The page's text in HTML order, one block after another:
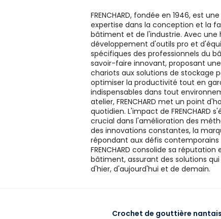
FRENCHARD, fondée en 1946, est
expertise dans la conception et la
bâtiment et de l'industrie. Avec une
développement d'outils pro et
spécifiques des professionnels du
savoir-faire innovant, proposant
chariots aux solutions de stockage
optimiser la productivité tout en
indispensables dans tout
atelier, FRENCHARD met un point
quotidien. L'impact de
crucial dans l'amélioration des
des innovations constantes, la
répondant aux défis
FRENCHARD consolide sa
bâtiment, assurant des solutions
d'hier, d'aujourd'hui et de demain.
Crochet de gouttière